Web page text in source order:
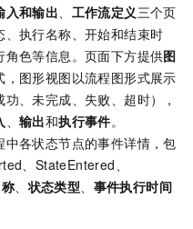
入和输出 工作流定义 三个页
、执行名称、开始和结束时
色等信息。页面下方提供图
，图形视图以流程图形式展示
、未完成、失败、超时），
、输出和执行事件。
各状态节点的事件详情，包
、StateEntered、
、状态类型
事件执行时间